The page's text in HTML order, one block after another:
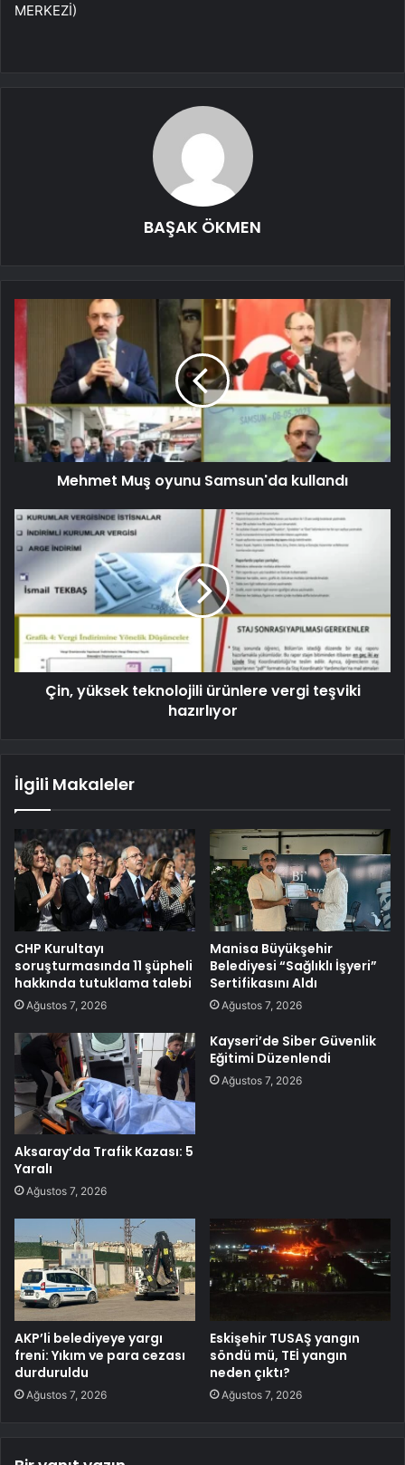
MERKEZİ)
BAŞAK ÖKMEN
Mehmet Muş oyunu Samsun'da kullandı
Çin, yüksek teknolojili ürünlere vergi teşviki
hazırlıyor
İlgili Makaleler
CHP Kurultayı
soruşturmasında 11 şüpheli
hakkında tutuklama talebi
Ağustos 7, 2026
Manisa Büyükşehir
Belediyesi “Sağlıklı İşyeri”
Sertifikasını Aldı
Ağustos 7, 2026
Aksaray’da Trafik Kazası: 5
Yaralı
Ağustos 7, 2026
Kayseri’de Siber Güvenlik
Eğitimi Düzenlendi
Ağustos 7, 2026
AKP’li belediyeye yargı
freni: Yıkım ve para cezası
durduruldu
Ağustos 7, 2026
Eskişehir TUSAŞ yangın
söndü mü, TEİ yangın
neden çıktı?
Ağustos 7, 2026